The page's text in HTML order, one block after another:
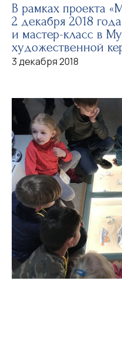
В рамках проекта
2 декабря 2018
и мастер-класс в
художественной
3 декабря 2018